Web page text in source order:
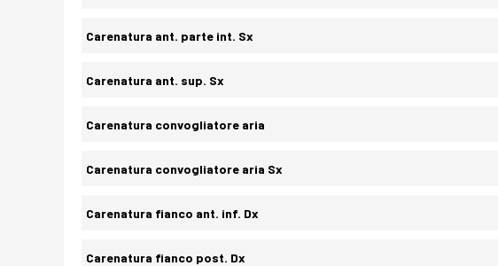
Carenatura ant. parte int. Sx
Carenatura ant. sup. Sx
Carenatura convogliatore aria
Carenatura convogliatore aria Sx
Carenatura fianco ant. inf. Dx
Carenatura fianco post. Dx